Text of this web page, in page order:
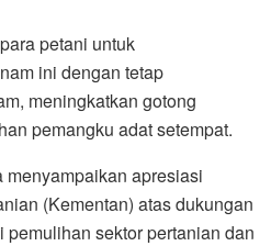
petani untuk
ini dengan tetap
meningkatkan gotong
pemangku adat setempat.
apresiasi
(Kementan) atas dukungan
sektor pertanian dan